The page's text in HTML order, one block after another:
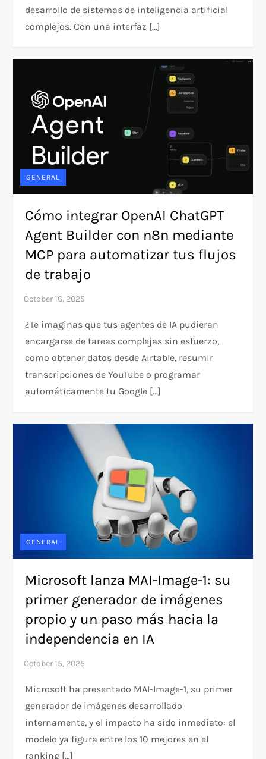
desarrollo de sistemas de inteligencia artificial
complejos. Con una interfaz […]
GENERAL
Cómo integrar OpenAI ChatGPT
Agent Builder con n8n mediante
MCP para automatizar tus flujos
de trabajo
¿Te imaginas que tus agentes de IA pudieran
encargarse de tareas complejas sin esfuerzo,
como obtener datos desde Airtable, resumir
transcripciones de YouTube o programar
automáticamente tu Google […]
GENERAL
Microsoft lanza MAI-Image-1: su
primer generador de imágenes
propio y un paso más hacia la
independencia en IA
Microsoft ha presentado MAI-Image-1, su primer
generador de imágenes desarrollado
internamente, y el impacto ha sido inmediato: el
modelo ya figura entre los 10 mejores en el
ranking […]